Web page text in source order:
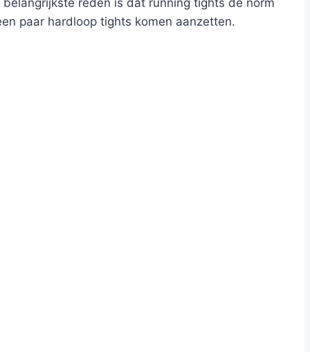
reden is dat running tights de norm
paar hardloop tights komen aanzetten.